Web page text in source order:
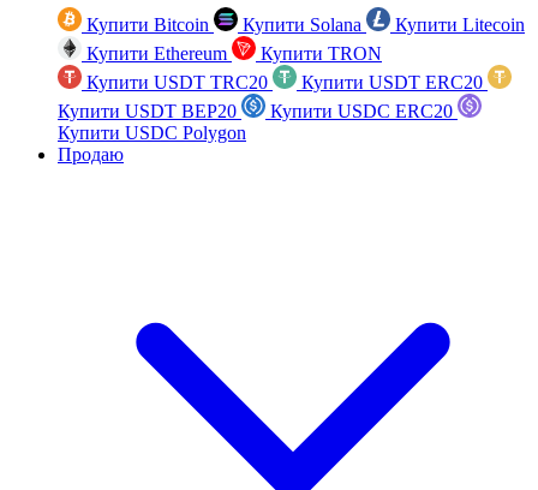
Купити Bitcoin Купити Solana
Купити Litecoin
Купити Ethereum
Купити TRON
Купити USDT TRC20
Купити USDT ERC20
Купити USDT BEP20
Купити USDC ERC20
Купити USDC Polygon
Продаю